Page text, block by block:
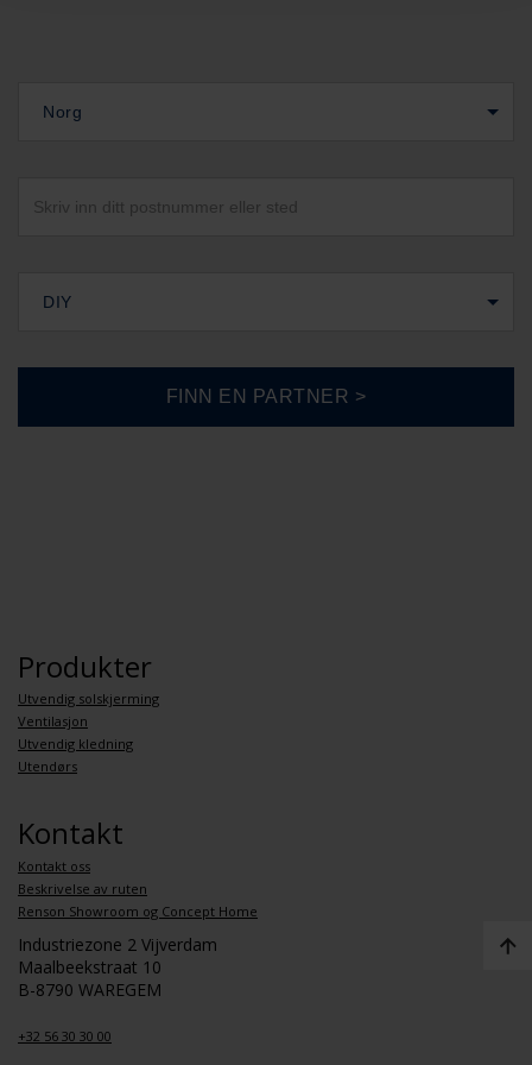
Norg
DIY
Produkter
Utvendig solskjerming
Ventilasjon
Utvendig kledning
Utendørs
Kontakt
Kontakt oss
Beskrivelse av ruten
Renson Showroom og Concept Home
Industriezone 2 Vijverdam
Maalbeekstraat 10
B-8790 WAREGEM
+32 56 30 30 00